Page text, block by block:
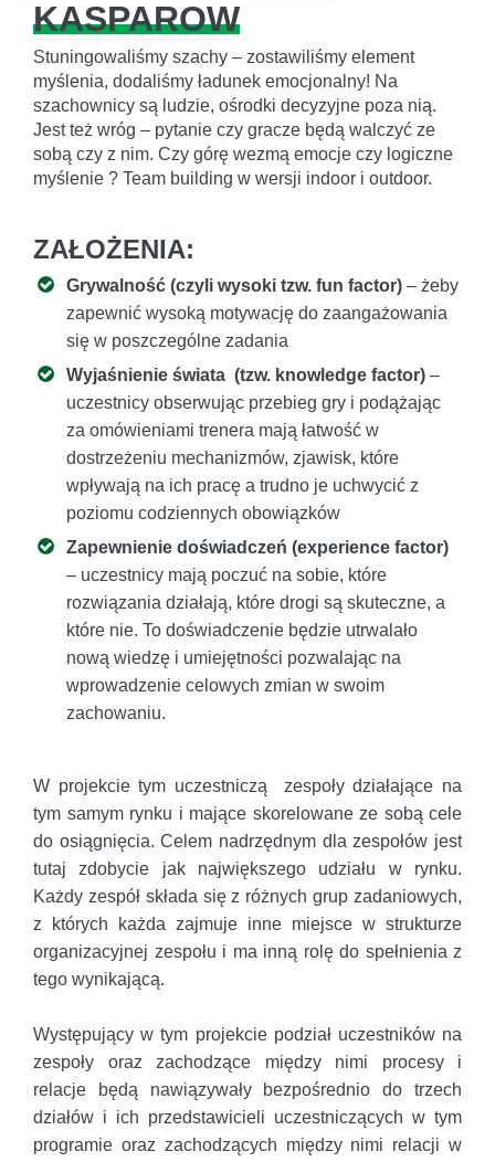
KASPAROW
Stuningowaliśmy szachy – zostawiliśmy element
myślenia, dodaliśmy ładunek emocjonalny! Na
szachownicy są ludzie, ośrodki decyzyjne poza nią.
Jest też wróg – pytanie czy gracze będą walczyć ze
sobą czy z nim. Czy górę wezmą emocje czy logiczne
myślenie ? Team building w wersji indoor i outdoor.
ZAŁOŻENIA:
Grywalność (czyli wysoki tzw. fun factor) – żeby
zapewnić wysoką motywację do zaangażowania
się w poszczególne zadania
Wyjaśnienie świata (tzw. knowledge factor) –
uczestnicy obserwując przebieg gry i podążając
za omówieniami trenera mają łatwość w
dostrzeżeniu mechanizmów, zjawisk, które
wpływają na ich pracę a trudno je uchwycić z
poziomu codziennych obowiązków
Zapewnienie doświadczeń (experience factor)
– uczestnicy mają poczuć na sobie, które
rozwiązania działają, które drogi są skuteczne, a
które nie. To doświadczenie będzie utrwalało
nową wiedzę i umiejętności pozwalając na
wprowadzenie celowych zmian w swoim
zachowaniu.
W projekcie tym uczestniczą zespoły działające na
tym samym rynku i mające skorelowane ze sobą cele
do osiągnięcia. Celem nadrzędnym dla zespołów jest
tutaj zdobycie jak największego udziału w rynku.
Każdy zespół składa się z różnych grup zadaniowych,
z których każda zajmuje inne miejsce w strukturze
organizacyjnej zespołu i ma inną rolę do spełnienia z
tego wynikającą.
Występujący w tym projekcie podział uczestników na
zespoły oraz zachodzące między nimi procesy i
relacje będą nawiązywały bezpośrednio do trzech
działów i ich przedstawicieli uczestniczących w tym
programie oraz zachodzących między nimi relacji w